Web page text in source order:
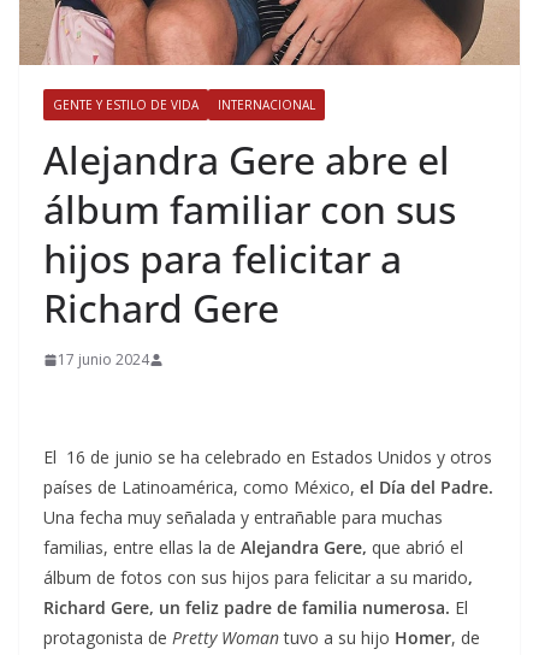
GENTE Y ESTILO DE VIDA INTERNACIONAL
​Alejandra Gere abre el
álbum familiar con sus
hijos para felicitar a
Richard Gere
17 junio 2024
El 16 de junio se ha celebrado en Estados Unidos y otros
países de Latinoamérica, como México, el Día del Padre.
Una fecha muy señalada y entrañable para muchas
familias, entre ellas la de Alejandra Gere, que abrió el
álbum de fotos con sus hijos para felicitar a su marido,
Richard Gere, un feliz padre de familia numerosa. El
protagonista de Pretty Womantuvo a su hijo Homer, de